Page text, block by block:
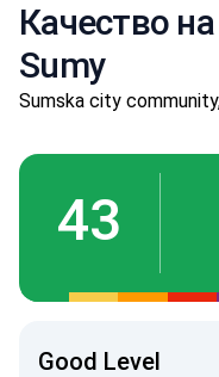
Качество
Sumy
Sumska city
43
Good Level